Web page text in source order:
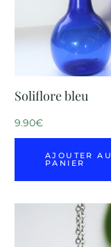
Soliflore bleu
9.90€
AJOUTER AU
PANIER